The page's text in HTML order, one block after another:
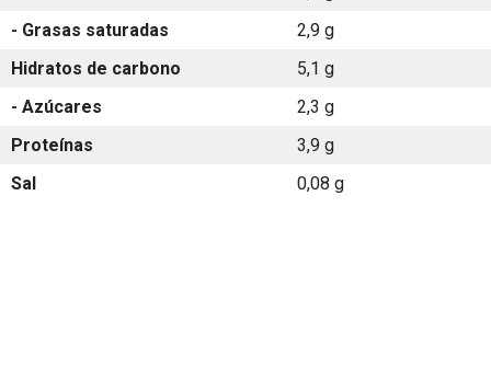
- Grasas saturadas
2,9 g
Hidratos de carbono
5,1 g
- Azúcares
2,3 g
Proteínas
3,9 g
Sal
0,08 g